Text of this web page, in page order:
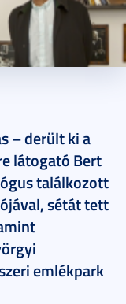
– derült ki a
látogató Bert
találkozott
sétát tett
emlékpark